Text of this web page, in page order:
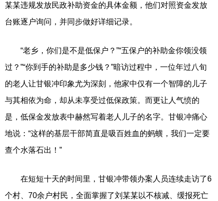
某某违规发放民政补助资金的具体金额，他们对照资金发放
台账逐户询问，并同步做好详细记录。
“老乡，你们是不是低保户？”“五保户的补助金你领没领
过？”“你到手的补助是多少钱？”暗访过程中，一位年过八旬
的老人让甘银冲印象尤为深刻，他家中仅有一个智障的儿子
与其相依为命，却从未享受过低保政策。而更让人气愤的
是，低保金发放表中赫然写着老人儿子的名字。甘银冲痛心
地说：“这样的基层干部简直是吸百姓血的蚂蟥，我们一定要
查个水落石出！”
在短短十天的时间里，甘银冲带领办案人员连续走访了6
个村、70余户村民，全面掌握了刘某某以不核减、缓报死亡